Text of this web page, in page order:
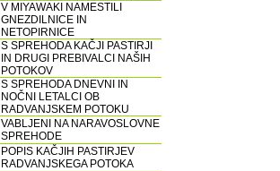
V MIYAWAKI NAMESTILI
GNEZDILNICE IN
NETOPIRNICE
S SPREHODA KAČJI PASTIRJI
IN DRUGI PREBIVALCI NAŠIH
POTOKOV
S SPREHODA DNEVNI IN
NOČNI LETALCI OB
RADVANJSKEM POTOKU
VABLJENI NA NARAVOSLOVNE
SPREHODE
POPIS KAČJIH PASTIRJEV
RADVANJSKEGA POTOKA